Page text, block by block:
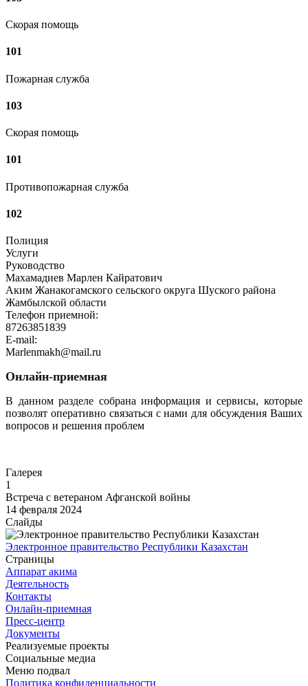
Скорая помощь
101
Пожарная служба
103
Скорая помощь
101
Противопожарная служба
102
Полиция
Услуги
Руководство
Махамадиев Марлен Кайратович
Аким Жанакогамского сельского округа Шуского района
Жамбылской области
Телефон приемной:
87263851839
E-mail:
Marlenmakh@mail.ru
Онлайн-приемная
В данном разделе собрана информация и сервисы, которые
позволят оперативно связаться с нами для обсуждения Ваших
вопросов и решения проблем
Галерея
1
Встреча с ветераном Афганской войны
14 февраля 2024
Слайды
Электронное правительство Республики Казахстан
Страницы
Аппарат акима
Деятельность
Контакты
Онлайн-приемная
Пресс-центр
Документы
Реализуемые проекты
Социальные медиа
Меню подвал
Политика конфиденциальности